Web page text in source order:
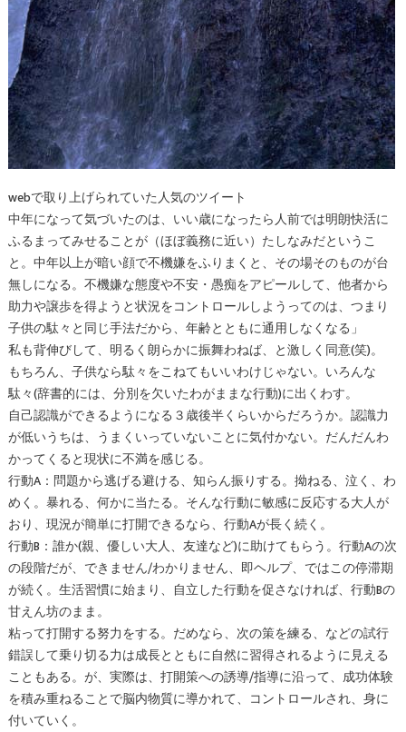
webで取り上げられていた人気のツイート
中年になって気づいたのは、いい歳になったら人前では明朗快活に
ふるまってみせることが（ほぼ義務に近い）たしなみだというこ
と。中年以上が暗い顔で不機嫌をふりまくと、その場そのものが台
無しになる。不機嫌な態度や不安・愚痴をアピールして、他者から
助力や譲歩を得ようと状況をコントロールしようってのは、つまり
子供の駄々と同じ手法だから、年齢とともに通用しなくなる」
私も背伸びして、明るく朗らかに振舞わねば、と激しく同意(笑)。
もちろん、子供なら駄々をこねてもいいわけじゃない。いろんな
駄々(辞書的には、分別を欠いたわがままな行動)に出くわす。
自己認識ができるようになる３歳後半くらいからだろうか。認識力
が低いうちは、うまくいっていないことに気付かない。だんだんわ
かってくると現状に不満を感じる。
行動A：問題から逃げる避ける、知らん振りする。拗ねる、泣く、わ
めく。暴れる、何かに当たる。そんな行動に敏感に反応する大人が
おり、現況が簡単に打開できるなら、行動Aが長く続く。
行動B：誰か(親、優しい大人、友達など)に助けてもらう。行動Aの次
の段階だが、できません/わかりません、即ヘルプ、ではこの停滞期
が続く。生活習慣に始まり、自立した行動を促さなければ、行動Bの
甘えん坊のまま。
粘って打開する努力をする。だめなら、次の策を練る、などの試行
錯誤して乗り切る力は成長とともに自然に習得されるように見える
こともある。が、実際は、打開策への誘導/指導に沿って、成功体験
を積み重ねることで脳内物質に導かれて、コントロールされ、身に
付いていく。